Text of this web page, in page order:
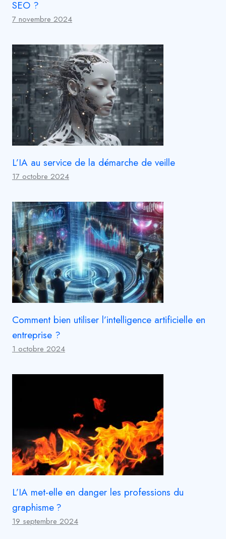
SEO ?
7 novembre 2024
L’IA au service de la démarche de veille
17 octobre 2024
Comment bien utiliser l’intelligence artificielle en
entreprise ?
1 octobre 2024
L’IA met-elle en danger les professions du
graphisme ?
19 septembre 2024